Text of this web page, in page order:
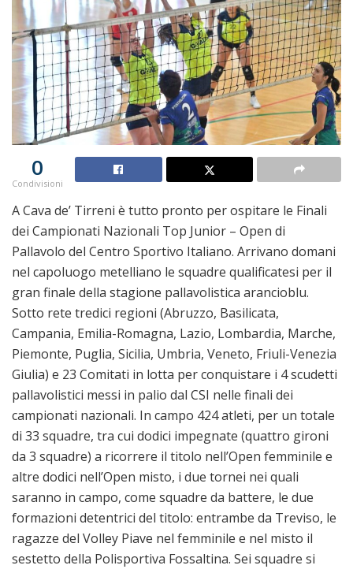
0
Condivisioni
A Cava de’ Tirreni è tutto pronto per ospitare le Finali
dei Campionati Nazionali Top Junior – Open di
Pallavolo del Centro Sportivo Italiano. Arrivano domani
nel capoluogo metelliano le squadre qualificatesi per il
gran finale della stagione pallavolistica arancioblu.
Sotto rete tredici regioni (Abruzzo, Basilicata,
Campania, Emilia-Romagna, Lazio, Lombardia, Marche,
Piemonte, Puglia, Sicilia, Umbria, Veneto, Friuli-Venezia
Giulia) e 23 Comitati in lotta per conquistare i 4 scudetti
pallavolistici messi in palio dal CSI nelle finali dei
campionati nazionali. In campo 424 atleti, per un totale
di 33 squadre, tra cui dodici impegnate (quattro gironi
da 3 squadre) a ricorrere il titolo nell’Open femminile e
altre dodici nell’Open misto, i due tornei nei quali
saranno in campo, come squadre da battere, le due
formazioni detentrici del titolo: entrambe da Treviso, le
ragazze del Volley Piave nel femminile e nel misto il
sestetto della Polisportiva Fossaltina. Sei squadre si